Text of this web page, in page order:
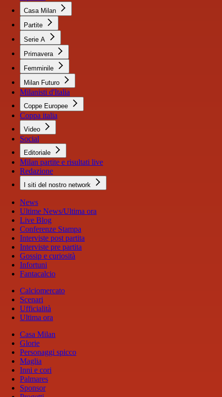
Casa Milan
Partite
Serie A
Primavera
Femminile
Milan Futuro
Milanisti d'Italia
Coppe Europee
Coppa italia
Video
Social
Editoriale
Milan partite e risultati live
Redazione
I siti del nostro network
News
Ultime News/Ultima ora
Live Blog
Conferenze Stampa
Interviste post partita
Interviste pre partita
Gossip e curiosità
Infortuni
Fantacalcio
Calciomercato
Scenari
Ufficialità
Ultima ora
Casa Milan
Glorie
Personaggi spicco
Maglia
Inni e cori
Palmares
Sponsor